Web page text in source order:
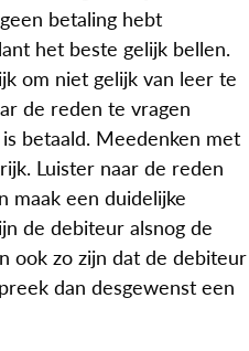
betaling hebt
het beste gelijk bellen.
om niet gelijk van leer te
de reden te vragen
betaald. Meedenken met
Luister naar de reden
maak een duidelijke
de debiteur alsnog de
ook zo zijn dat de debiteur
dan desgewenst een